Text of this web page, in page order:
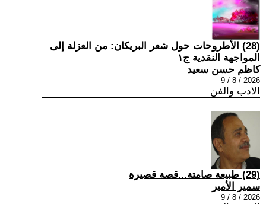
(28) الأطروحات حول شعر البريكان: من العزلة إلى
المواجهة النقدية ج١
كاظم حسن سعيد
2026 / 8 / 9
الادب والفن
(29) طبيعة صامتة...قصة قصيرة
سمير الأمير
2026 / 8 / 9